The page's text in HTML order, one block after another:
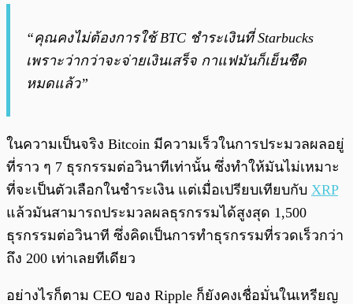
“คุณคงไม่ต้องการใช้ BTC ชำระเงินที่ Starbucks
เพราะว่ากว่าจะจ่ายเงินเสร็จ กาแฟมันก็เย็นชืด
หมดแล้ว”
ในความเป็นจริง Bitcoin มีความเร็วในการประมวลผลอยู่
ที่ราว ๆ 7 ธุรกรรมต่อวินาทีเท่านั้น ซึ่งทำให้มันไม่เหมาะ
ที่จะเป็นตัวเลือกในชำระเงิน แต่เมื่อเปรียบเทียบกับ XRP
แล้วมันสามารถประมวลผลธุรกรรมได้สูงสุด 1,500
ธุรกรรมต่อวินาที ซึ่งคิดเป็นการทำธุรกรรมที่รวดเร็วกว่า
ถึง 200 เท่าเลยทีเดียว
อย่างไรก็ตาม CEO ของ Ripple ก็ยังคงเชื่อมั่นในเหรียญ